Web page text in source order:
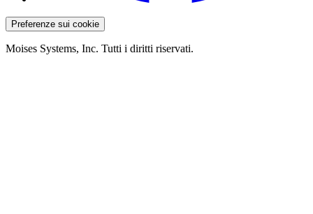
Preferenze sui cookie
Moises Systems, Inc. Tutti i diritti riservati.